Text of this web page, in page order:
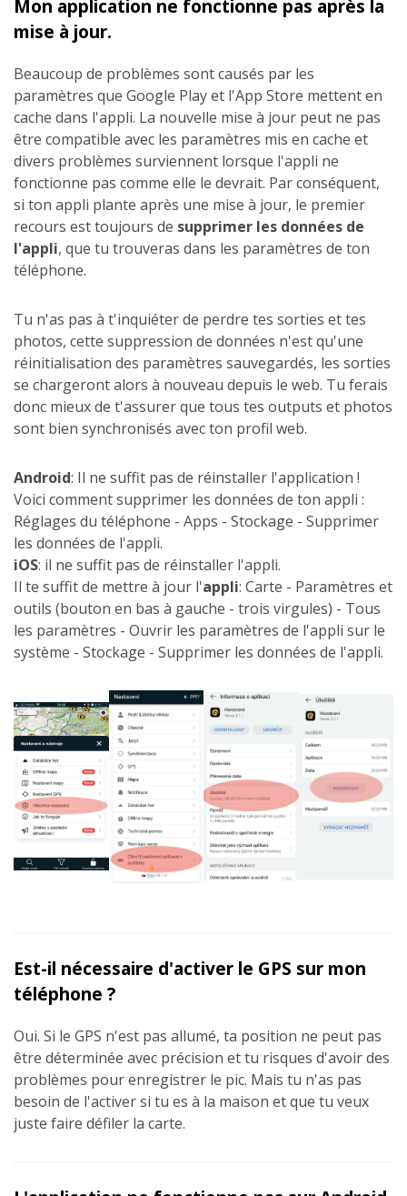
Mon application ne fonctionne pas après la
mise à jour.
Beaucoup de problèmes sont causés par les
paramètres que Google Play et l'App Store mettent en
cache dans l'appli. La nouvelle mise à jour peut ne pas
être compatible avec les paramètres mis en cache et
divers problèmes surviennent lorsque l'appli ne
fonctionne pas comme elle le devrait. Par conséquent,
si ton appli plante après une mise à jour, le premier
recours est toujours de supprimer les données de
l'appli, que tu trouveras dans les paramètres de ton
téléphone.
Tu n'as pas à t'inquiéter de perdre tes sorties et tes
photos, cette suppression de données n'est qu'une
réinitialisation des paramètres sauvegardés, les sorties
se chargeront alors à nouveau depuis le web. Tu ferais
donc mieux de t'assurer que tous tes outputs et photos
sont bien synchronisés avec ton profil web.
Android: Il ne suffit pas de réinstaller l'application !
Voici comment supprimer les données de ton appli :
Réglages du téléphone - Apps - Stockage - Supprimer
les données de l'appli.
iOS: il ne suffit pas de réinstaller l'appli.
Il te suffit de mettre à jour l'appli: Carte - Paramètres et
outils (bouton en bas à gauche - trois virgules) - Tous
les paramètres - Ouvrir les paramètres de l'appli sur le
système - Stockage - Supprimer les données de l'appli.
Est-il nécessaire d'activer le GPS sur mon
téléphone ?
Oui. Si le GPS n'est pas allumé, ta position ne peut pas
être déterminée avec précision et tu risques d'avoir des
problèmes pour enregistrer le pic. Mais tu n'as pas
besoin de l'activer si tu es à la maison et que tu veux
juste faire défiler la carte.